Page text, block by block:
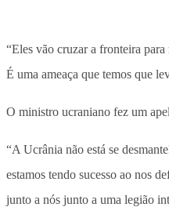
“Eles vão cruzar a fronteira
É uma ameaça que temos que
O ministro ucraniano fez um
“A Ucrânia não está se
estamos tendo sucesso ao nos
junto a nós junto a uma legião